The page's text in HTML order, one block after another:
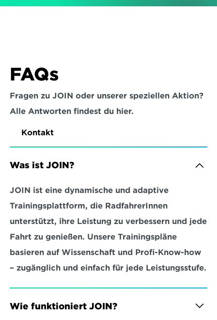
FAQs
Fragen zu JOIN oder unserer speziellen Aktion?
Alle Antworten findest du hier.
Kontakt
Was ist JOIN?
JOIN ist eine dynamische und adaptive
Trainingsplattform, die RadfahrerInnen
unterstützt, ihre Leistung zu verbessern und jede
Fahrt zu genießen. Unsere Trainingspläne
basieren auf Wissenschaft und Profi-Know-how
– zugänglich und einfach für jede Leistungsstufe.
Wie funktioniert JOIN?